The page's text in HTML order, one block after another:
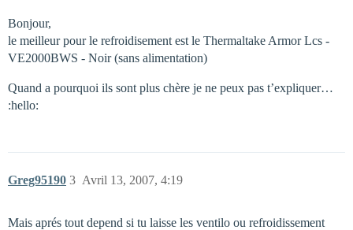
Bonjour,
le meilleur pour le refroidisement est le Thermaltake Armor Lcs -
VE2000BWS - Noir (sans alimentation)
Quand a pourquoi ils sont plus chère je ne peux pas t’expliquer…
:hello:
Greg95190 Avril 13, 2007, 4:19
3
Mais aprés tout depend si tu laisse les ventilo ou refroidissement